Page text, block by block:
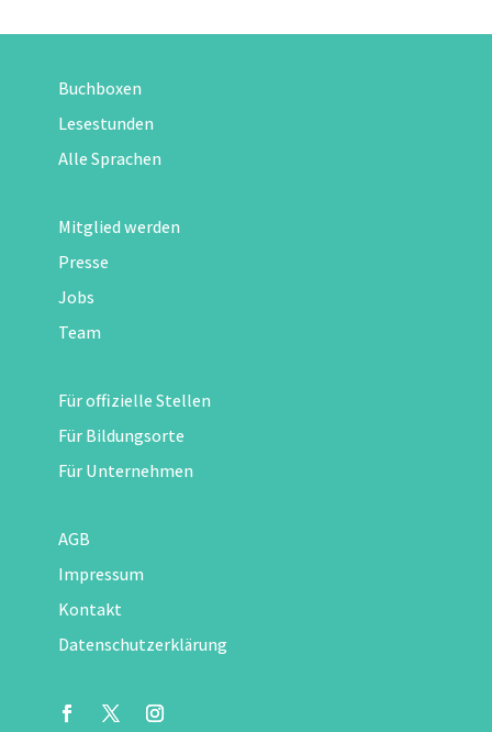
Buchboxen
Lesestunden
Alle Sprachen
Mitglied werden
Presse
Jobs
Team
Für offizielle Stellen
Für Bildungsorte
Für Unternehmen
AGB
Impressum
Kontakt
Datenschutzerklärung